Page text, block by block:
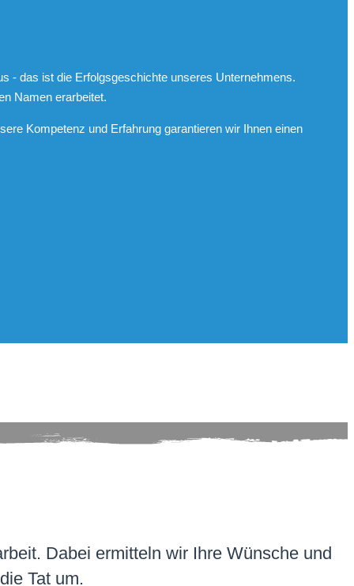
- das ist die Erfolgsgeschichte unseres Unternehmens.
Namen erarbeitet.
Kompetenz und Erfahrung garantieren wir Ihnen einen
Dabei ermitteln wir Ihre Wünsche und
Tat um.